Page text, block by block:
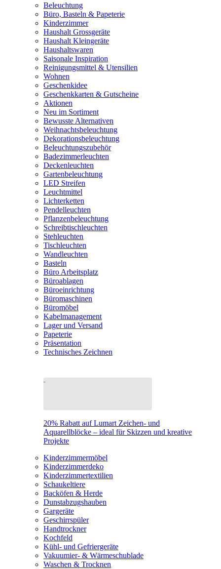
Beleuchtung
Büro, Basteln & Papeterie
Kinderzimmer
Haushalt Grossgeräte
Haushalt Kleingeräte
Haushaltswaren
Saisonale Inspiration
Reinigungsmittel & Utensilien
Wohnen
Geschenkidee
Geschenkkarten & Gutscheine
Aktionen
Neu im Sortiment
Bewusste Alternativen
Weihnachtsbeleuchtung
Dekorationsbeleuchtung
Beleuchtungszubehör
Badezimmerleuchten
Deckenleuchten
Gartenbeleuchtung
LED Streifen
Leuchtmittel
Lichterketten
Pendelleuchten
Pflanzenbeleuchtung
Schreibtischleuchten
Stehleuchten
Tischleuchten
Wandleuchten
Basteln
Büro Arbeitsplatz
Büroablagen
Büroeinrichtung
Büromaschinen
Büromöbel
Kabelmanagement
Lager und Versand
Papeterie
Präsentation
Technisches Zeichnen
20% Rabatt auf Lumart Zeichen- und
Aquarellblöcke – ideal für Skizzen und kreative
Projekte
Kinderzimmermöbel
Kinderzimmerdeko
Kinderzimmertextilien
Schaukeltiere
Backöfen & Herde
Dunstabzugshauben
Gargeräte
Geschirrspüler
Handtrockner
Kochfeld
Kühl- und Gefriergeräte
Vakuumier- & Wärmeschublade
Waschen & Trocknen